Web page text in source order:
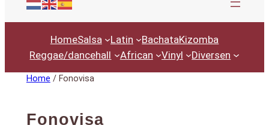
HomeSalsa Latin BachataKizomba
Reggae/dancehall
African Vinyl Diversen
Home / Fonovisa
Fonovisa